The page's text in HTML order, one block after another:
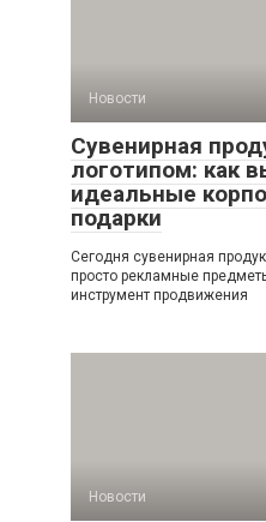
Новости
Сувенирная
логотипом: как
идеальные
подарки
Сегодня сувенирная
просто рекламные
инструмент продвижения
Новости